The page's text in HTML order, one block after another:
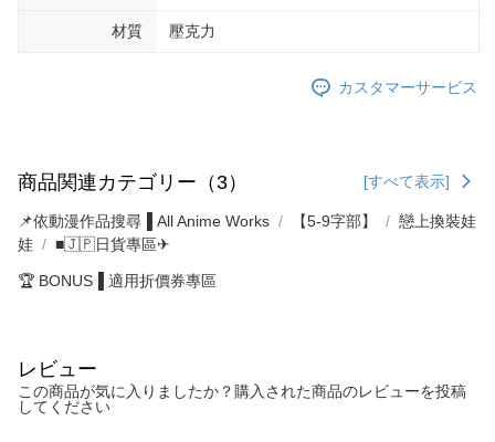
材質 壓克力
カスタマーサービス
商品関連カテゴリー（3） [すべて表示]
📌依動漫作品搜尋▐ All Anime Works 【5-9字部】
戀上換裝娃
娃
■🇯🇵日貨專區✈
🏆 BONUS▐ 適用折價券專區
レビュー
この商品が気に入りましたか？購入された商品のレビューを投稿
してください